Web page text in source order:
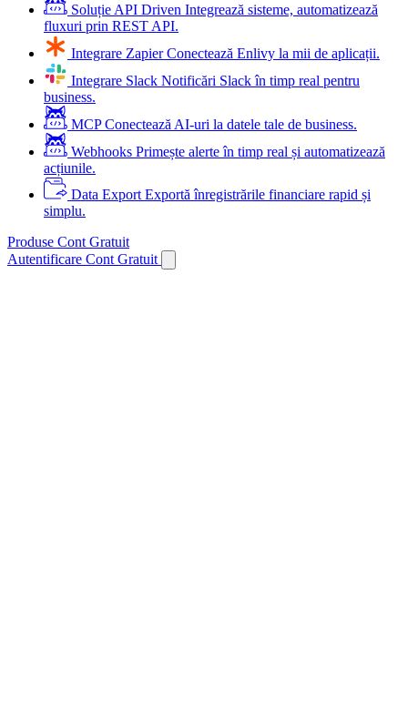
Soluție API Driven Integrează sisteme, automatizează
fluxuri prin REST API.
Integrare Zapier Conectează Enlivy la mii de aplicații.
Integrare Slack Notificări Slack în timp real pentru
business.
MCP Conectează AI-uri la datele tale de business.
Webhooks Primește alerte în timp real și automatizează
acțiunile.
Data Export Exportă înregistrările financiare rapid și
simplu.
Produse Cont Gratuit
Autentificare Cont Gratuit